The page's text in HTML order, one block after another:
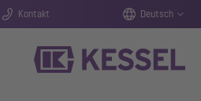
Kontakt Deutsch